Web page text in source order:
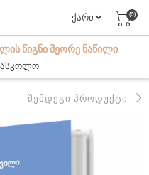
(0)
ᲬᲘᲒᲜᲘ ᲛᲔᲝᲠᲔ ᲜᲐᲬᲘᲚᲘ
ᲨᲔᲛᲓᲔᲒᲘ ᲞᲠᲝᲓᲣᲥᲢᲘ